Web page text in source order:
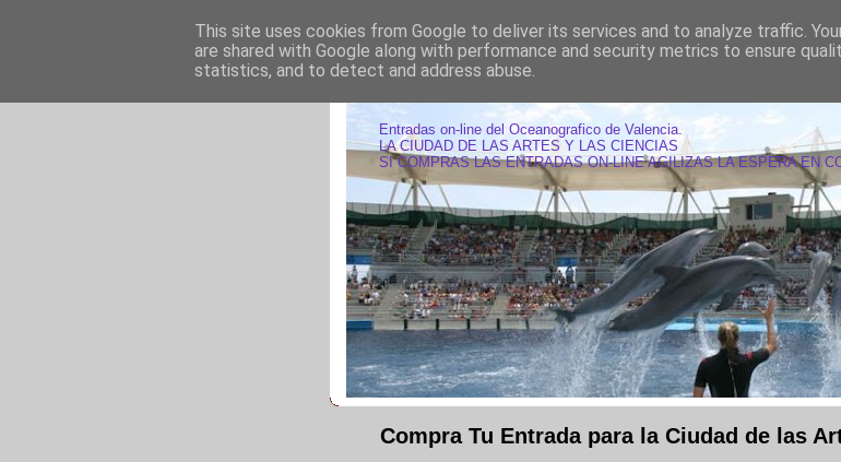
Entradas on-line del Oceanografico de Valencia.
LA CIUDAD DE LAS ARTES Y LAS CIENCIAS
SI COMPRAS LAS ENTRADAS ON-LINE AGILIZAS LA ESPERA EN
Compra Tu Entrada para la Ciudad de las
This site uses cookies from Google to deliver its services and to analyze traffic.
are shared with Google along with performance and security metrics to ensure
statistics, and to detect and address abuse.